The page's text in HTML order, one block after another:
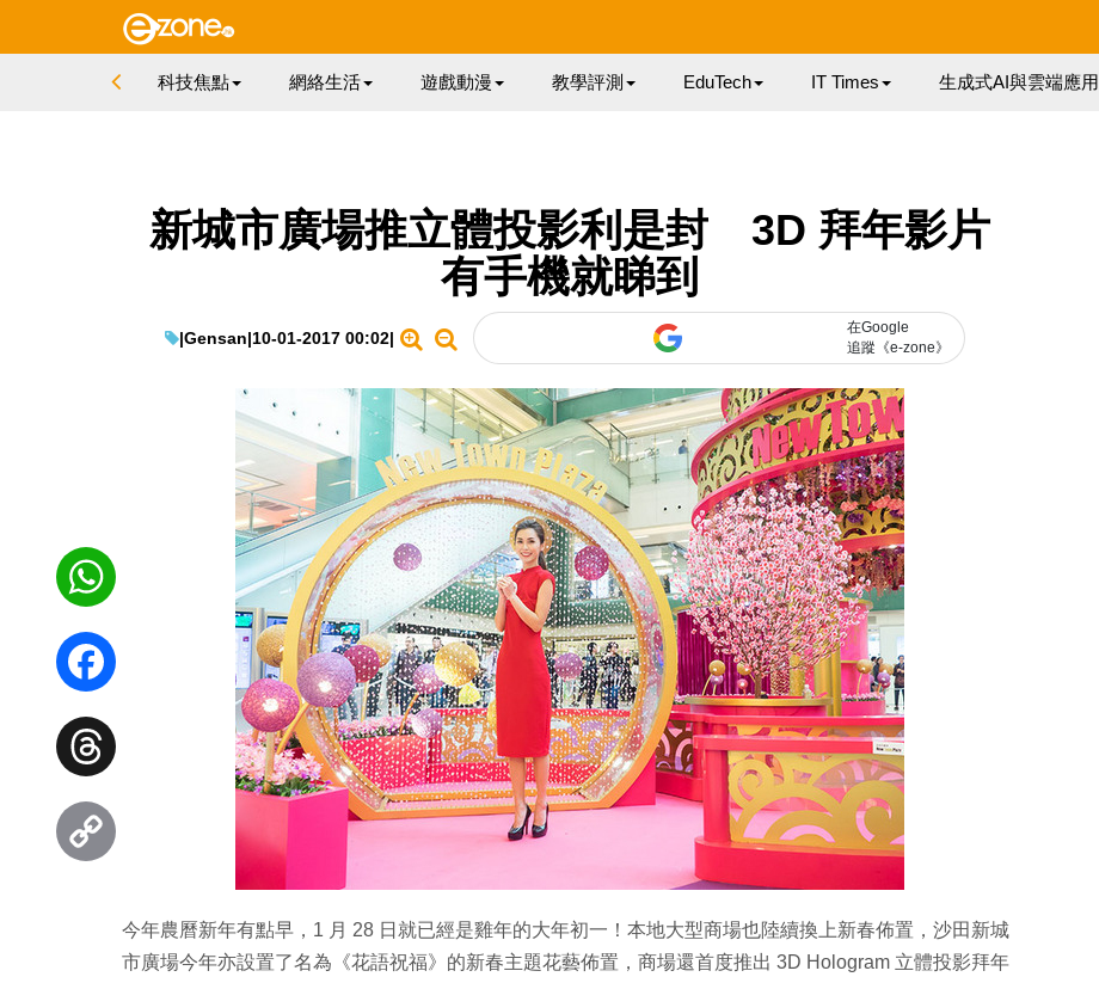
科技焦點 網絡生活 遊戲動漫 教學評測 EduTech IT Times 生成式AI與雲端應用
新城市廣場推立體投影利是封 3D 拜年影片
有手機就睇到
|Gensan|10-01-2017 00:02|
在Google
追蹤《e-zone》
今年農曆新年有點早，1 月 28 日就已經是雞年的大年初一！本地大型商場也陸續換上新春佈置，沙田新城
市廣場今年亦設置了名為《花語祝福》的新春主題花藝佈置，商場還首度推出 3D Hologram 立體投影拜年
WhatsApp
Facebook
Threads
Link